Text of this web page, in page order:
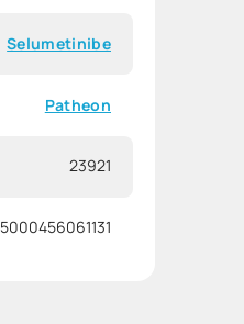
Selumetinibe
Patheon
23921
5000456061131